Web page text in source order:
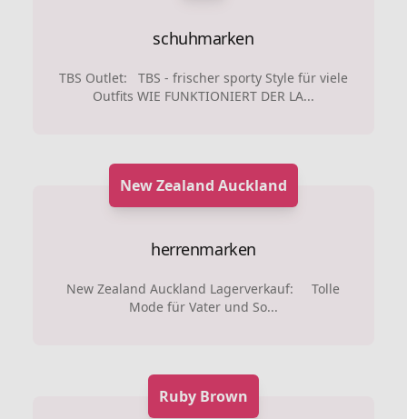
schuhmarken
TBS Outlet: TBS - frischer sporty Style für viele
Outfits WIE FUNKTIONIERT DER LA...
New Zealand Auckland
herrenmarken
New Zealand Auckland Lagerverkauf: Tolle
Mode für Vater und So...
Ruby Brown